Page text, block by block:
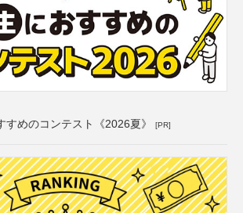
すめのコンテスト《2026夏》 [PR]